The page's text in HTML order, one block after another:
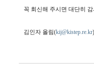
꼭 회신해 주시면 대단히
김인자 올림(kij@kistep.re.kr)